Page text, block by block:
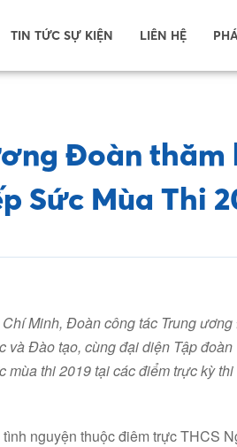
TIN TỨC SỰ KIỆN LIÊN HỆ
Đoàn thăm
Sức Mùa Thi
Minh, Đoàn công tác Trung
và Đào tạo, cùng đại diện Tập
thi 2019 tại các điểm trực kỳ
nguyện thuộc điêm trực THCS